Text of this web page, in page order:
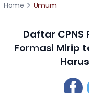
Home Umum
Daftar CPNS
Formasi Mirip